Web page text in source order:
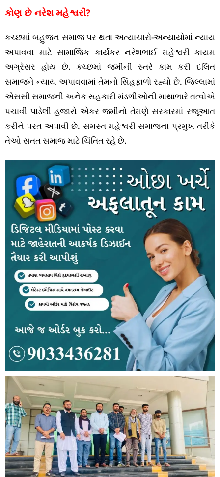
કોણ છે નરેશ મહેશ્વરી?
કચ્છમાં બહુજન સમાજ પર થતા અત્યાચારો-અન્યાયોમાં ન્યાય
અપાવવા માટે સામાજિક કાર્યકર નરેશભાઈ મહેશ્વરી કાયમ
અગ્રેસર હોય છે. કચ્છમાં જમીની સ્તરે કામ કરી દલિત
સમાજને ન્યાય અપાવવામાં તેમનો સિંહફાળો રહ્યો છે. જિલ્લામાં
એસસી સમાજની અનેક સહકારી મંડળીઓની માથાભારે તત્વોએ
પચાવી પાડેલી હજારો એકર જમીનો તેમણે સરકારમાં રજૂઆત
કરીને પરત અપાવી છે. સમસ્ત મહેશ્વરી સમાજના પ્રમુખ તરીકે
તેઓ સતત સમાજ માટે ચિંતિત રહે છે.